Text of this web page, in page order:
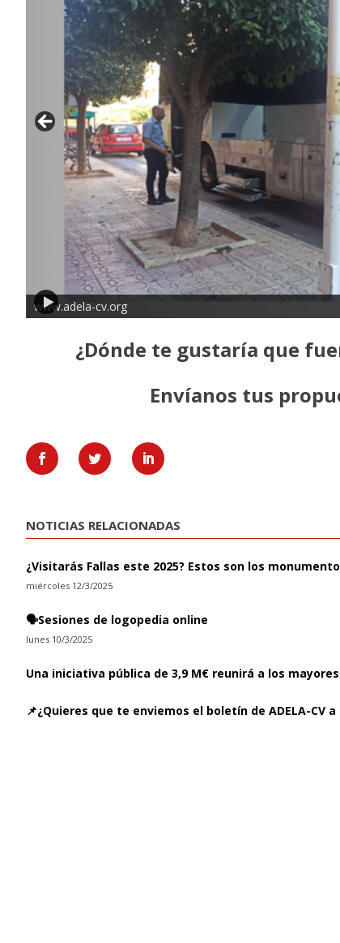
www.adela-cv.org
¿Dónde te gustaría que
Envíanos tus
NOTICIAS RELACIONADAS
¿Visitarás Fallas este 2025? Estos son los
miércoles 12/3/2025
🗣️Sesiones de logopedia online
lunes 10/3/2025
Una iniciativa pública de 3,9 M€ reunirá a los
📌¿Quieres que te enviemos el boletín de ADELA-CV